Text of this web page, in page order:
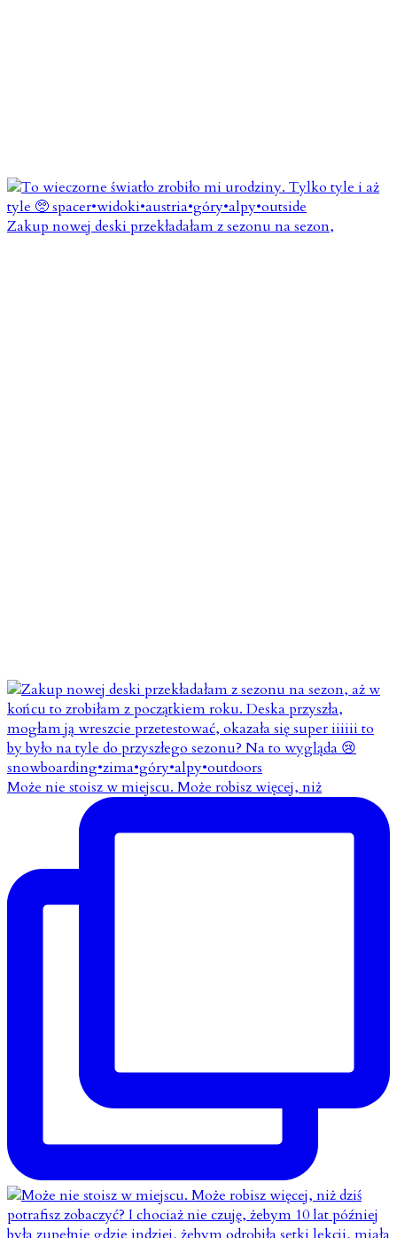
Zakup nowej deski przekładałam z sezonu na sezon,
Może nie stoisz w miejscu. Może robisz więcej, niż